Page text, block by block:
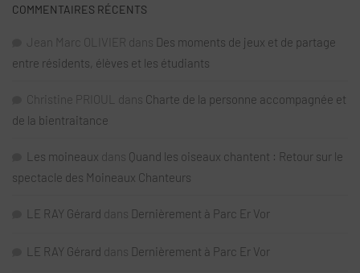
COMMENTAIRES RÉCENTS
Jean Marc OLIVIER dans Des moments de jeux et de partage
entre résidents, élèves et les étudiants
Christine PRIOUL dans Charte de la personne accompagnée et
de la bientraitance
Les moineaux dans Quand les oiseaux chantent : Retour sur le
spectacle des Moineaux Chanteurs
LE RAY Gérard dans Dernièrement à Parc Er Vor
LE RAY Gérard dans Dernièrement à Parc Er Vor